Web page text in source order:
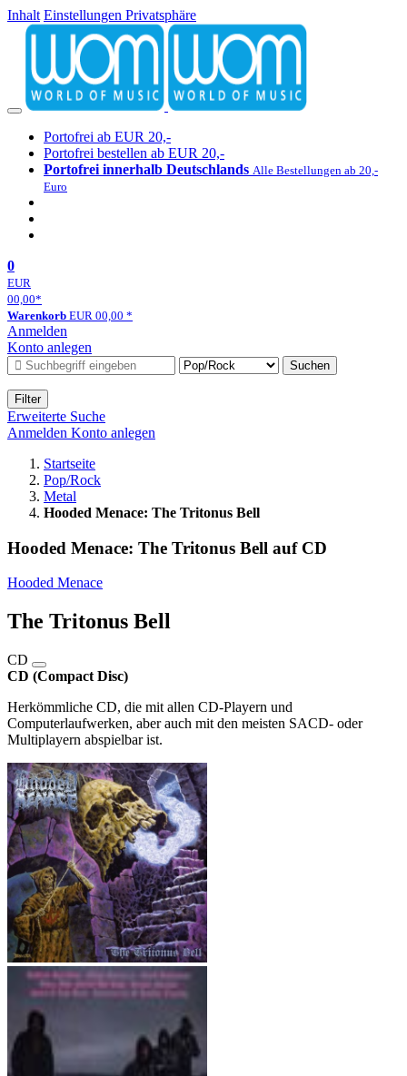
Inhalt Einstellungen Privatsphäre
Portofrei ab EUR 20,-
Portofrei bestellen ab EUR 20,-
Portofrei innerhalb Deutschlands Alle Bestellungen ab 20,-
Euro
0
EUR
00,00*
Warenkorb EUR 00,00 *
Anmelden
Konto anlegen
Suchen
Filter
Erweiterte Suche
Anmelden Konto anlegen
Startseite
Pop/Rock
Metal
Hooded Menace: The Tritonus Bell
Hooded Menace: The Tritonus Bell auf CD
Hooded Menace
The Tritonus Bell
CD
CD (Compact Disc)
Herkömmliche CD, die mit allen CD-Playern und
Computerlaufwerken, aber auch mit den meisten SACD- oder
Multiplayern abspielbar ist.